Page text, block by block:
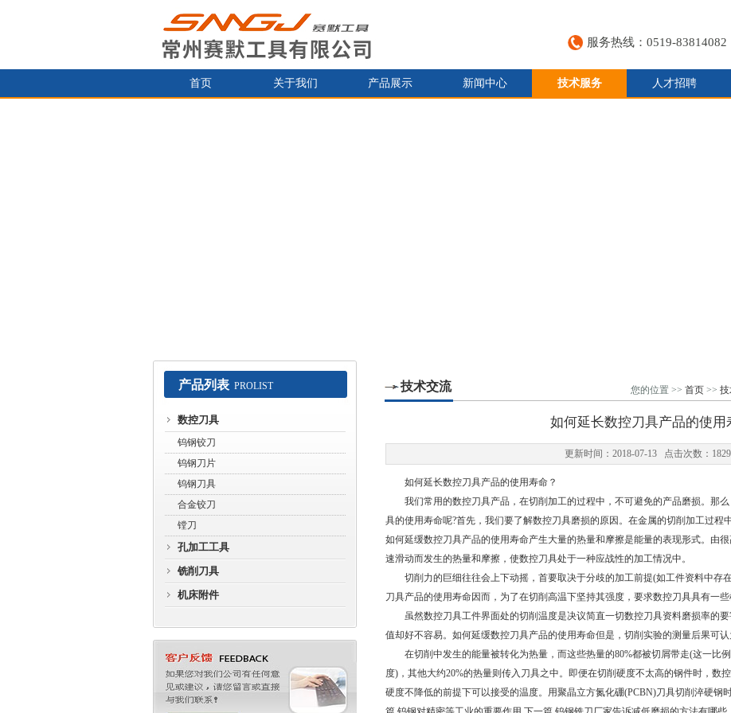
常州赛默工具有限公司
服务热线：0519-83814082
首页 关于我们 产品展示 新闻中心 技术服务 人才招聘
产品列表 PROLIST
数控刀具
钨钢铰刀
钨钢刀片
钨钢刀具
合金铰刀
镗刀
孔加工工具
铣削刀具
机床附件
技术交流 您的位置 >> 首页 >>
如何延长数控刀具产品的使用
更新时间：2018-07-13 点击次数：
如何延长数控刀具产品的使用寿命？
我们常用的数控刀具产品，在切削加工的过程中，不可避免的产品磨损。那么
具的使用寿命呢?首先，我们要了解数控刀具磨损的原因。在金属的切削加工过程
如何延缓数控刀具产品的使用寿命产生大量的热量和摩擦是能量的表现形式。由
速滑动而发生的热量和摩擦，使数控刀具处于一种应战性的加工情况中。
切削力的巨细往往会上下动摇，首要取决于分歧的加工前提(如工件资料中存
刀具产品的使用寿命因而，为了在切削高温下坚持其强度，要求数控刀具具有一
虽然数控刀具工件界面处的切削温度是决议简直一切数控刀具资料磨损率的要
值却好不容易。如何延缓数控刀具产品的使用寿命但是，切削实验的测量后果可认
在切削中发生的能量被转化为热量，而这些热量的80%都被切屑带走(这一比
度)，其他大约20%的热量则传入刀具之中。即便在切削硬度不太高的钢件时，数
硬度不降低的前提下可以接受的温度。用聚晶立方氮化硼(PCBN)刀具切削淬硬钢